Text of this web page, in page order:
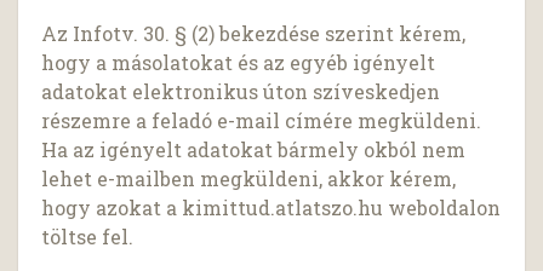
Az Infotv. 30. § (2) bekezdése szerint kérem,
hogy a másolatokat és az egyéb igényelt
adatokat elektronikus úton szíveskedjen
részemre a feladó e-mail címére megküldeni.
Ha az igényelt adatokat bármely okból nem
lehet e-mailben megküldeni, akkor kérem,
hogy azokat a kimittud.atlatszo.hu weboldalon
töltse fel.